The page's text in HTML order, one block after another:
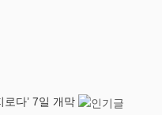
다’ 7일 개막